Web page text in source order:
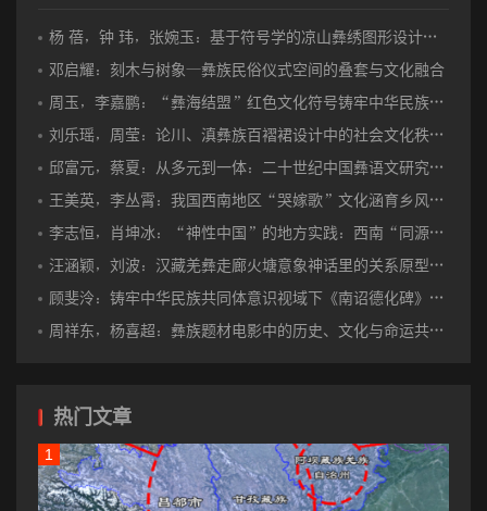
多原始民族中都有不同的流传。
有许多神话解释蛇能通过蜕皮长生不死, 而人为什么没有这样的
好运, 那都是因为人的某种失误所致。如东非许多民族都相信上帝曾
召集人和所有动物在一起开会, 问谁愿意蜕皮, 蛇、虾等蜕皮动物就
鸟语, 老二夺里学会了采药, 获得了一包不死药, 而老三夺勒学会了搓
绳, 得到了一根缩地筋。他们凭借各自的本领, 到处搭救遇难的人。
途中, 他们救活了一只死去的虎, 还有一只狗和一只鹰。三兄弟领着
杨 蓓，钟 玮，张婉玉：基于符号学的凉山彝绣图形设计与创新实践
邓启耀：刻木与树象—彝族民俗仪式空间的叠套与文化融合
周玉，李嘉鹏：“彝海结盟”红色文化符号铸牢中华民族共同体意识的价值意蕴和实践进路
刘乐瑶，周莹：论川、滇彝族百褶裙设计中的社会文化秩序与艺术语言表达
邱富元，蔡夏：从多元到一体：二十世纪中国彝语文研究的学术实践与共同体建构
王美英，李丛霄：我国西南地区“哭嫁歌”文化涵育乡风文明的传承价值
李志恒，肖坤冰：“神性中国”的地方实践：西南“同源共祖”神话与地方社会的互构机制研究
汪涵颖，刘波：汉藏羌彝走廊火塘意象神话里的关系原型与族际交往
顾斐泠：铸牢中华民族共同体意识视域下《南诏德化碑》的集体记忆与认同建构研究
周祥东，杨喜超：彝族题材电影中的历史、文化与命运共同体书写
热门文章